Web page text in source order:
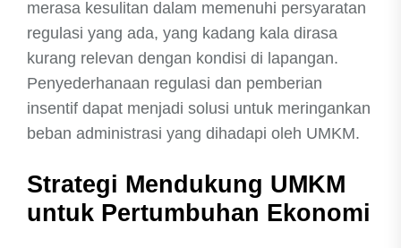
merasa kesulitan dalam memenuhi persyaratan
regulasi yang ada, yang kadang kala dirasa
kurang relevan dengan kondisi di lapangan.
Penyederhanaan regulasi dan pemberian
insentif dapat menjadi solusi untuk meringankan
beban administrasi yang dihadapi oleh UMKM.
Strategi Mendukung UMKM
untuk Pertumbuhan Ekonomi